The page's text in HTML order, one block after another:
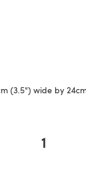
(3.5") wide by
1